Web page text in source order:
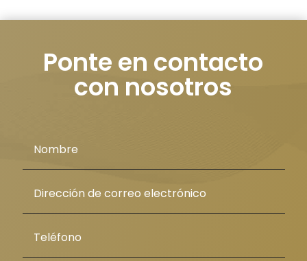
Ponte en contacto
con nosotros